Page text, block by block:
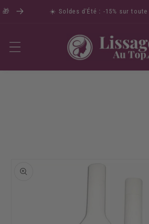
☀️ Soldes d'Été : -15% sur toute